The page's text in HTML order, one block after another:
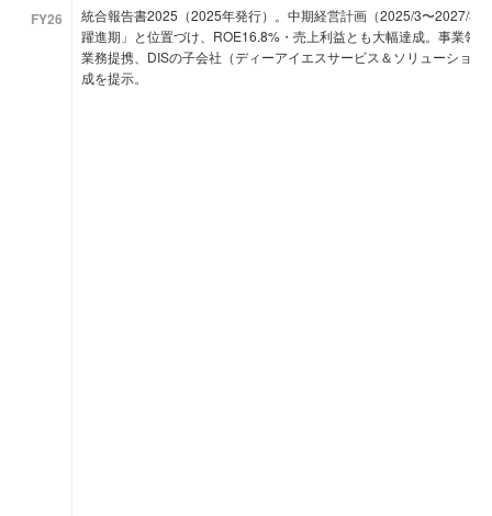
FY26
統合報告書2025（2025年発行）。中期経営計画（2025/3〜2027/3
躍進期」と位置づけ、ROE16.8%・売上利益とも大幅達成。事業領
業務提携、DISの子会社（ディーアイエスサービス＆ソリューショ
成を提示。